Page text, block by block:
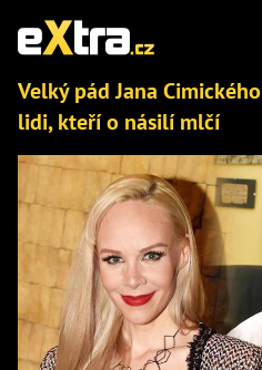
Velký pád Jana
lidi, kteří o násilí mlčí